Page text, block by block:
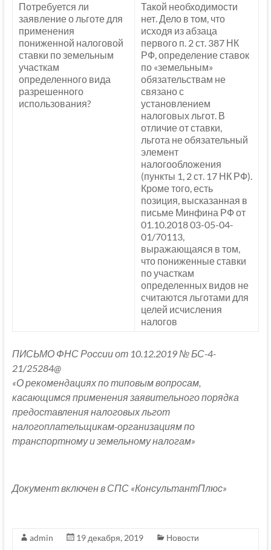
Потребуется ли
заявление о льготе для
применения
пониженной налоговой
ставки по земельным
участкам
определенного вида
разрешенного
использования?
Такой необходимости
нет. Дело в том, что
исходя из абзаца
первого п. 2 ст. 387 НК
РФ, определение ставок
по «земельным»
обязательствам не
связано с
установлением
налоговых льгот. В
отличие от ставки,
льгота не обязательный
элемент
налогообложения
(пункты 1, 2 ст. 17 НК РФ).
Кроме того, есть
позиция, высказанная в
письме Минфина РФ от
01.10.2018 03-05-04-
01/70113,
выражающаяся в том,
что пониженные ставки
по участкам
определенных видов не
считаются льготами для
целей исчисления
налогов
ПИСЬМО ФНС России от 10.12.2019 № БС-4-
21/25284@
«О рекомендациях по типовым вопросам,
касающимся применения заявительного порядка
предоставления налоговых льгот
налогоплательщикам-организациям по
транспортному и земельному налогам»
Документ включен в СПС «КонсультантПлюс»
admin 19 декабря, 2019
Новости